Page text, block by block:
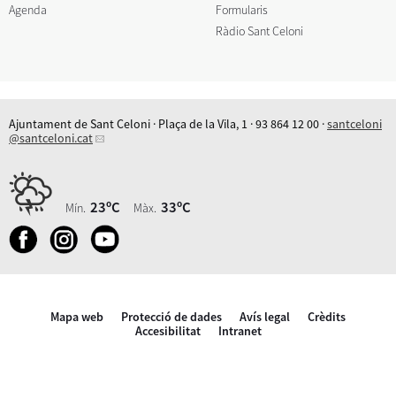
Agenda
Formularis
Ràdio Sant Celoni
Ajuntament de Sant Celoni · Plaça de la Vila, 1 · 93 864 12 00 ·santceloni
@santceloni.cat
Mín. 23ºC Màx. 33ºC
Mapa web Protecció de dades Avís legal
Crèdits
Accesibilitat
Intranet